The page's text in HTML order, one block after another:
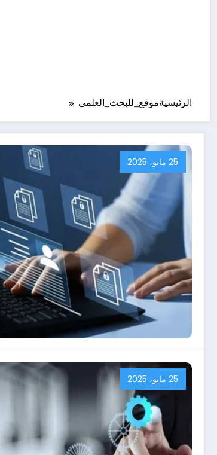
الرئيسيةموقع_للبحث_العلمى
25 مايو، 2025
25 مايو، 2025